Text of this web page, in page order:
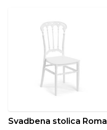
Svadbena stolica Roma